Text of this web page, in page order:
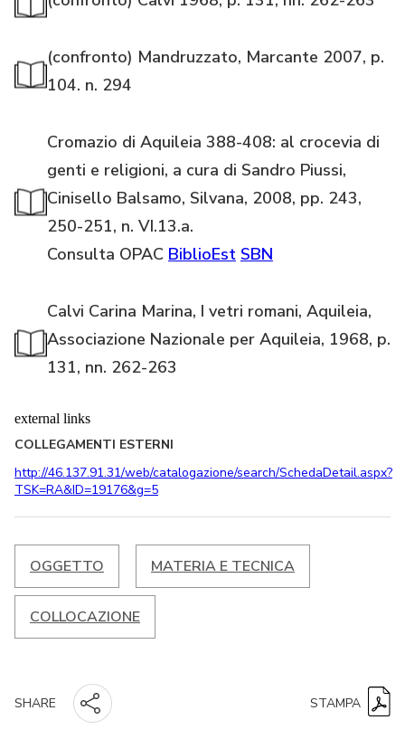
(confronto) Mandruzzato, Marcante 2007, p.
104. n. 294
Cromazio di Aquileia 388-408: al crocevia di
genti e religioni, a cura di Sandro Piussi,
Cinisello Balsamo, Silvana, 2008, pp. 243,
250-251, n. VI.13.a.
Consulta OPAC BiblioEst SBN
Calvi Carina Marina, I vetri romani, Aquileia,
Associazione Nazionale per Aquileia, 1968, p.
131, nn. 262-263
external links
COLLEGAMENTI ESTERNI
http://46.137.91.31/web/catalogazione/search/SchedaDetail.aspx?
TSK=RA&ID=19176&g=5
OGGETTO MATERIA E TECNICA
COLLOCAZIONE
SHARE STAMPA